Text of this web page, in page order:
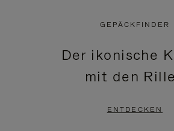
GEPÄCKFINDER
Der ikonische
mit den
ENTDECKEN